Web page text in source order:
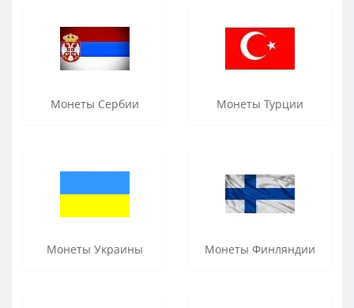
Монеты Сербии Монеты Турции
Монеты Украины Монеты Финляндии